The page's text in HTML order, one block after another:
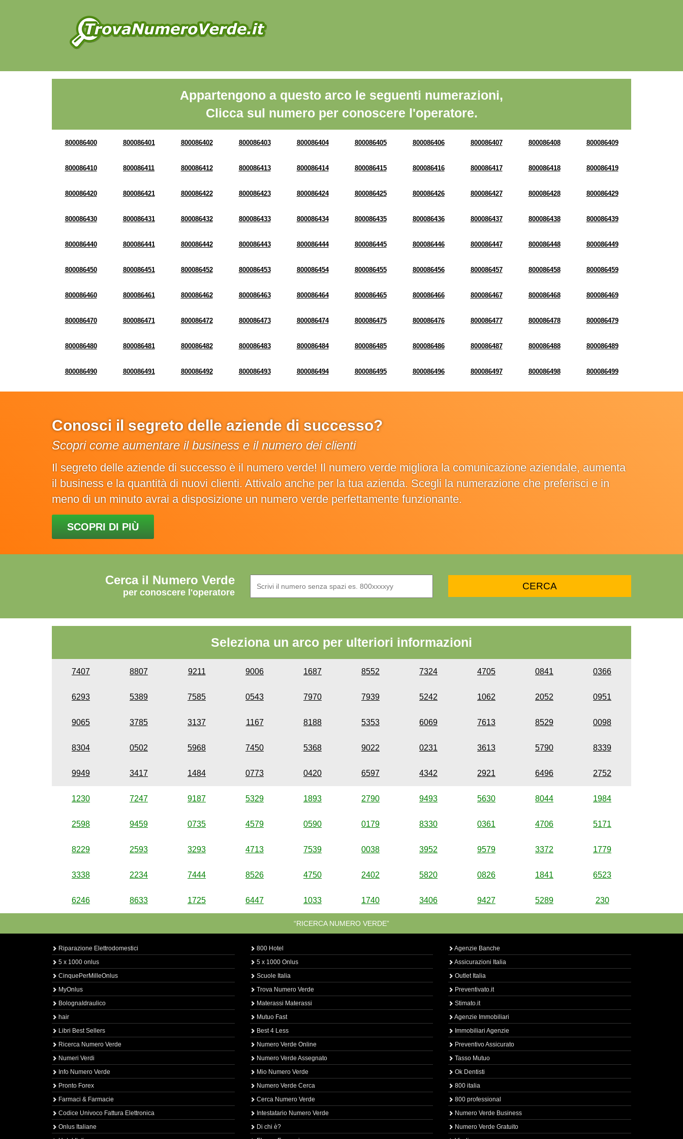
Appartengono a questo arco le seguenti numerazioni,
Clicca sul numero per conoscere l'operatore.
800086400 800086401 800086402 800086403 800086404 800086405 800086406 800086407 800086408 800086409
800086410 800086411 800086412 800086413 800086414 800086415 800086416 800086417 800086418 800086419
800086420 800086421 800086422 800086423 800086424 800086425 800086426 800086427 800086428 800086429
800086430 800086431 800086432 800086433 800086434 800086435 800086436 800086437 800086438 800086439
800086440 800086441 800086442 800086443 800086444 800086445 800086446 800086447 800086448 800086449
800086450 800086451 800086452 800086453 800086454 800086455 800086456 800086457 800086458 800086459
800086460 800086461 800086462 800086463 800086464 800086465 800086466 800086467 800086468 800086469
800086470 800086471 800086472 800086473 800086474 800086475 800086476 800086477 800086478 800086479
800086480 800086481 800086482 800086483 800086484 800086485 800086486 800086487 800086488 800086489
800086490 800086491 800086492 800086493 800086494 800086495 800086496 800086497 800086498 800086499
Conosci il segreto delle aziende di successo?
Scopri come aumentare il business e il numero dei clienti
Il segreto delle aziende di successo è il numero verde! Il numero verde migliora la comunicazione aziendale, aumenta
il business e la quantità di nuovi clienti. Attivalo anche per la tua azienda. Scegli la numerazione che preferisci e in
meno di un minuto avrai a disposizione un numero verde perfettamente funzionante.
SCOPRI DI PIÙ
Cerca il Numero Verde
per conoscere l'operatore
Seleziona un arco per ulteriori informazioni
7407 8807 9211 9006 1687 8552 7324 4705 0841 0366
6293 5389 7585 0543 7970 7939 5242 1062 2052 0951
9065 3785 3137 1167 8188 5353 6069 7613 8529 0098
8304 0502 5968 7450 5368 9022 0231 3613 5790 8339
9949 3417 1484 0773 0420 6597 4342 2921 6496 2752
1230 7247 9187 5329 1893 2790 9493 5630 8044 1984
2598 9459 0735 4579 0590 0179 8330 0361 4706 5171
8229 2593 3293 4713 7539 0038 3952 9579 3372 1779
3338 2234 7444 8526 4750 2402 5820 0826 1841 6523
6246 8633 1725 6447 1033 1740 3406 9427 5289 230
“RICERCA NUMERO VERDE”
Riparazione Elettrodomestici
5 x 1000 onlus
CinquePerMilleOnlus
MyOnlus
BolognaIdraulico
hair
Libri Best Sellers
Ricerca Numero Verde
Numeri Verdi
Info Numero Verde
Pronto Forex
Farmaci & Farmacie
Codice Univoco Fattura Elettronica
Onlus Italiane
800 Hotel
5 x 1000 Onlus
Scuole Italia
Trova Numero Verde
Materassi Materassi
Mutuo Fast
Best 4 Less
Numero Verde Online
Numero Verde Assegnato
Mio Numero Verde
Numero Verde Cerca
Cerca Numero Verde
Intestatario Numero Verde
Di chi è?
Agenzie Banche
Assicurazioni Italia
Outlet Italia
Preventivato.it
Stimato.it
Agenzie Immobiliari
Immobiliari Agenzie
Preventivo Assicurato
Tasso Mutuo
Ok Dentisti
800 italia
800 professional
Numero Verde Business
Numero Verde Gratuito